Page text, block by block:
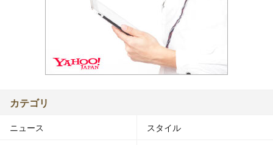
カテゴリ
ニュース スタイル